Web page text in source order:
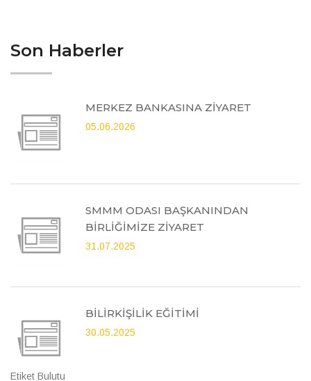
Son Haberler
MERKEZ BANKASINA ZİYARET
05.06.2026
SMMM ODASI BAŞKANINDAN
BİRLİĞİMİZE ZİYARET
31.07.2025
BİLİRKİŞİLİK EĞİTİMİ
30.05.2025
Etiket Bulutu